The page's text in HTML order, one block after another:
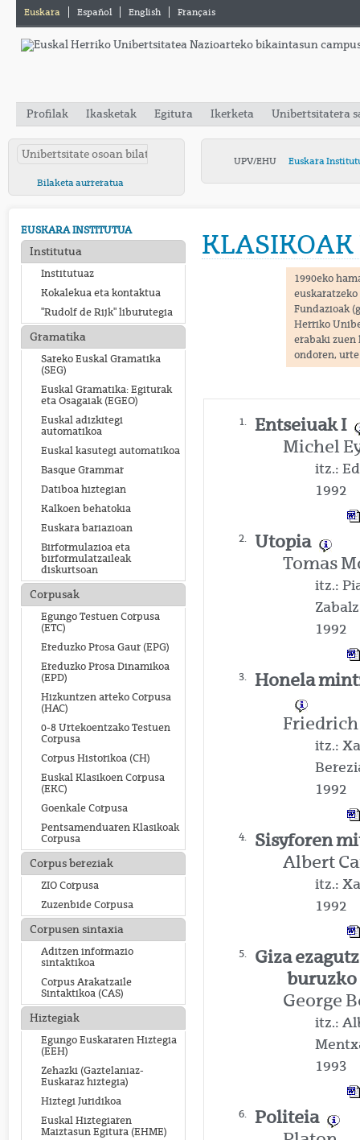
Euskara Español English Français
Profilak Ikasketak Egitura Ikerketa Unibertsitatera
Bilaketa aurreratua
UPV/EHU Euskara
EUSKARA INSTITUTUA
Institutua
Institutuaz
Kokalekua eta kontaktua
"Rudolf de Rijk" liburutegia
Gramatika
Sareko Euskal Gramatika
(SEG)
Euskal Gramatika: Egiturak
eta Osagaiak (EGEO)
Euskal adizkitegi
automatikoa
Euskal kasutegi automatikoa
Basque Grammar
Datiboa hiztegian
Kalkoen behatokia
Euskara bariazioan
Birformulazioa eta
birformulatzaileak
diskurtsoan
Corpusak
Egungo Testuen Corpusa
(ETC)
Ereduzko Prosa Gaur (EPG)
Ereduzko Prosa Dinamikoa
(EPD)
Hizkuntzen arteko Corpusa
(HAC)
0-8 Urtekoentzako Testuen
Corpusa
Corpus Historikoa (CH)
Euskal Klasikoen Corpusa
(EKC)
Goenkale Corpusa
Pentsamenduaren Klasikoak
Corpusa
Corpus bereziak
ZIO Corpusa
Zuzenbide Corpusa
Corpusen sintaxia
Aditzen informazio
sintaktikoa
Corpus Arakatzaile
Sintaktikoa (CAS)
Hiztegiak
Egungo Euskararen Hiztegia
(EEH)
Zehazki (Gaztelaniaz-
Euskaraz hiztegia)
Hiztegi Juridikoa
Euskal Hiztegiaren
Maiztasun Egitura (EHME)
1990eko
Fundazioak
Herriko
erabaki zuen
ondoren,
1.
Entseiuak I
Michel
itz.:
1992
2.
Utopia
Tomas
itz.:
1992
3. Honela
itz.:
1992
4.
Sisyforen
Albert
itz.:
1992
5.
Giza
George
itz.:
1993
6.
Politeia